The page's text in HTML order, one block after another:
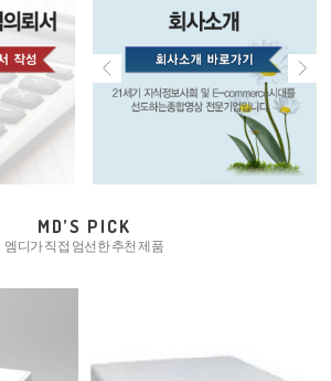
MD’S PICK
엠디가 직접 엄선한 추천 제품